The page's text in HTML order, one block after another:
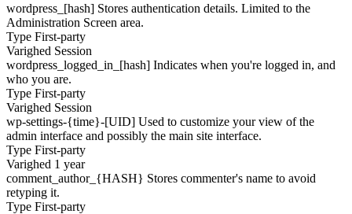
wordpress_[hash] Stores authentication details. Limited to the
Administration Screen area.
Type First-party
Varighed Session
wordpress_logged_in_[hash] Indicates when you're logged in, and
who you are.
Type First-party
Varighed Session
wp-settings-{time}-[UID] Used to customize your view of the
admin interface and possibly the main site interface.
Type First-party
Varighed 1 year
comment_author_{HASH} Stores commenter's name to avoid
retyping it.
Type First-party